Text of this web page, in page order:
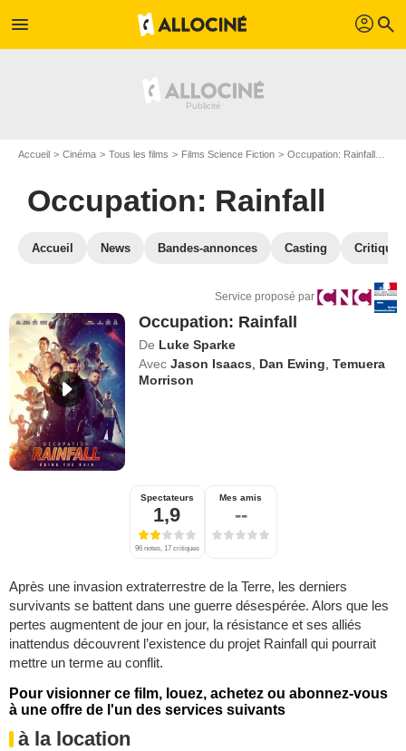
menu profil search
Accueil Cinéma Tous les films Films Science Fiction Occupation: Rainfall
Occupation: Rainfall
Accueil News Bandes-annonces Casting
Service proposé par
Occupation: Rainfall
De Luke Sparke
Avec Jason Isaacs Dan Ewing ,Temuera
Morrison
Spectateurs
1,9
96 notes, 17 critiques
Mes amis
--
Après une invasion extraterrestre de la Terre, les derniers
survivants se battent dans une guerre désespérée. Alors que les
pertes augmentent de jour en jour, la résistance et ses alliés
inattendus découvrent l’existence du projet Rainfall qui pourrait
mettre un terme au conflit.
Pour visionner ce film, louez, achetez ou abonnez-vous
à une offre de l'un des services suivants
à la location